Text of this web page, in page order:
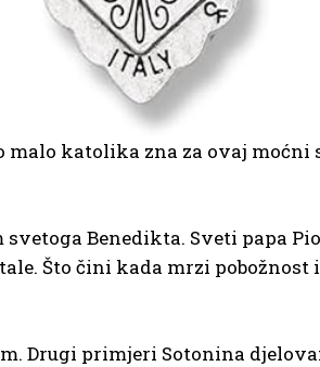
malo katolika zna za ovaj
Benedikta. Sveti papa
Što čini kada mrzi
Drugi primjeri Sotonina